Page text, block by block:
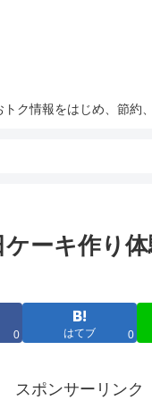
ク情報をはじめ、節約
ーキ作り
0 はてブ 0
スポンサーリンク